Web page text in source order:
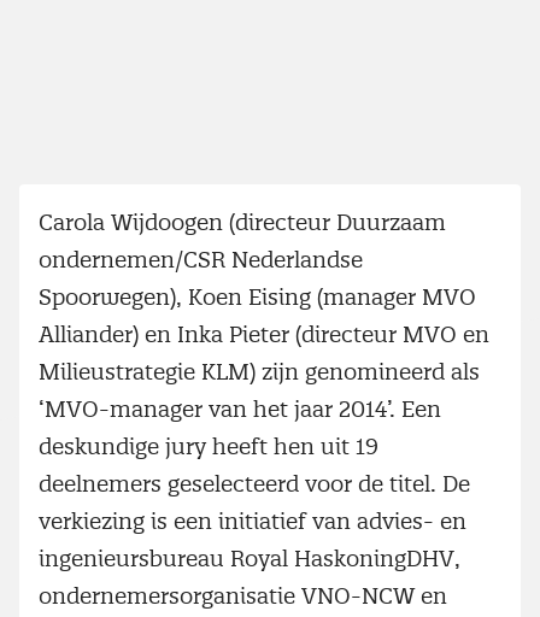
Carola Wijdoogen (directeur Duurzaam
ondernemen/CSR Nederlandse
Spoorwegen), Koen Eising (manager MVO
Alliander) en Inka Pieter (directeur MVO en
Milieustrategie KLM) zijn genomineerd als
‘MVO-manager van het jaar 2014’. Een
deskundige jury heeft hen uit 19
deelnemers geselecteerd voor de titel. De
verkiezing is een initiatief van advies- en
ingenieursbureau Royal HaskoningDHV,
ondernemersorganisatie VNO-NCW en